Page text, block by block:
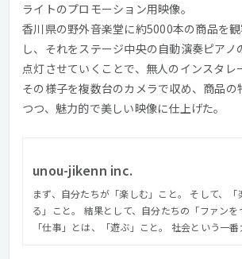
ライトのプロモーション用映像。
香川県の野外音楽堂に約5000本の商品を
し、それをステージ中央の自動演奏ピアノ
点灯させていくことで、無人のインスタレ
その様子を複数台のカメラで収め、商品の
つつ、魅力的で美しい映像に仕上げた。
unou-jikenn inc.
まず、自分たちが「楽しむ」こと。 そして、「
る」こと。 結果として、自分たちの「ファンを
「仕事」とは、「遊ぶ」こと。 社会という一